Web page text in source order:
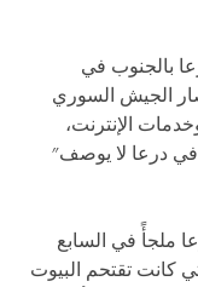
بالجنوب في
الجيش السوري
الإنترنت،
في درعا لا يوصف"
ملجأً في السابع
كانت تقتحم البيوت